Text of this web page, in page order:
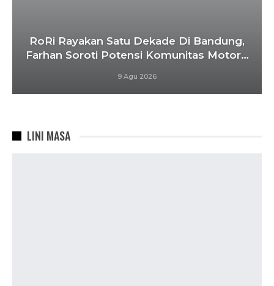
RoRi Rayakan Satu Dekade Di Bandung,
Farhan Soroti Potensi Komunitas Motor…
9 Agu 2026
LINI MASA